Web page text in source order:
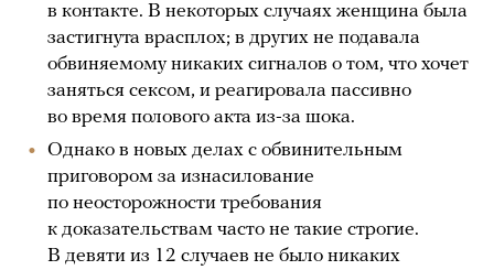
в контакте. В некоторых случаях женщина была
застигнута врасплох; в других не подавала
обвиняемому никаких сигналов о том, что хочет
заняться сексом, и реагировала пассивно
во время полового акта из-за шока.
Однако в новых делах с обвинительным
приговором за изнасилование
по неосторожности требования
к доказательствам часто не такие строгие.
В девяти из 12 случаев не было никаких